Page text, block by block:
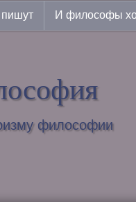
И философы
философии